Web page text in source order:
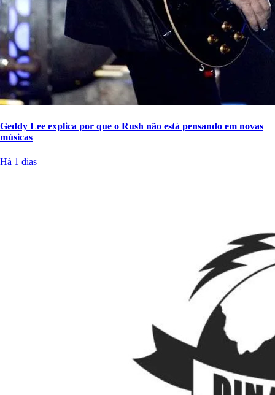
Geddy Lee explica por que o Rush não está pensando em novas
músicas
Há 1 dias